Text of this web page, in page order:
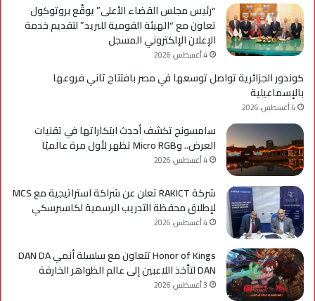
“رئيس مجلس القضاء الأعلى” يوقّع بروتوكول
تعاون مع “الهيئة القومية للبريد” لتقديم خدمة
الإعلان الإلكتروني المسجل
4 أغسطس، 2026
كوندور الجزائرية تواصل توسعها في مصر بافتتاح ثاني فروعها
بالإسماعيلية
4 أغسطس، 2026
سامسونج تكشف أحدث ابتكاراتها في تقنيات
العرض.. وMicro RGB تظهر لأول مرة عالميًا
4 أغسطس، 2026
شركة RAKICT تعلن عن شراكة استراتيجية مع MCS
لإطلاق محفظة التدريب الرسمية لكاسبرسكي
4 أغسطس، 2026
Honor of Kings تتعاون مع سلسلة أنمي DAN DA
DAN لتأخذ اللاعبين إلى عالم الظواهر الخارقة
3 أغسطس، 2026